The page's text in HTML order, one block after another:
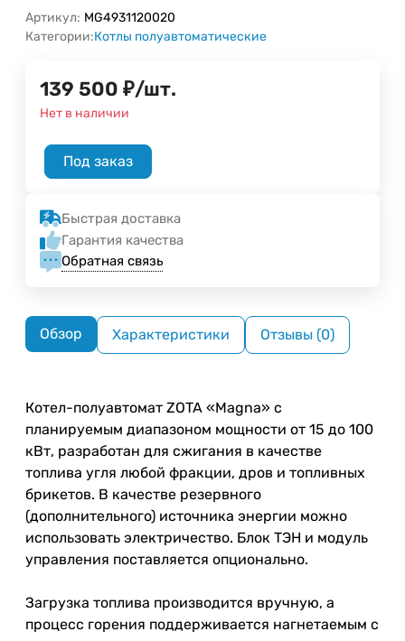
Артикул: MG4931120020
Категории:Котлы полуавтоматические
139 500 ₽/шт.
Нет в наличии
Под заказ
Быстрая доставка
Гарантия качества
Обратная связь
Обзор Характеристики Отзывы (0)
Котел-полуавтомат ZOTA «Magna» с
планируемым диапазоном мощности от 15 до 100
кВт, разработан для сжигания в качестве
топлива угля любой фракции, дров и топливных
брикетов. В качестве резервного
(дополнительного) источника энергии можно
использовать электричество. Блок ТЭН и модуль
управления поставляется опционально.
Загрузка топлива производится вручную, а
процесс горения поддерживается нагнетаемым с